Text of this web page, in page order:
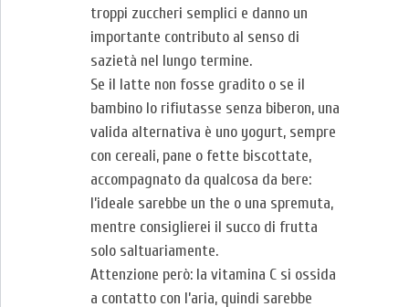
troppi zuccheri semplici e danno un
importante contributo al senso di
sazietà nel lungo termine.
Se il latte non fosse gradito o se il
bambino lo rifiutasse senza biberon, una
valida alternativa è uno yogurt, sempre
con cereali, pane o fette biscottate,
accompagnato da qualcosa da bere:
l’ideale sarebbe un the o una spremuta,
mentre consiglierei il succo di frutta
solo saltuariamente.
Attenzione però: la vitamina C si ossida
a contatto con l’aria, quindi sarebbe